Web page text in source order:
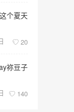
个夏天
20
祢豆子
140